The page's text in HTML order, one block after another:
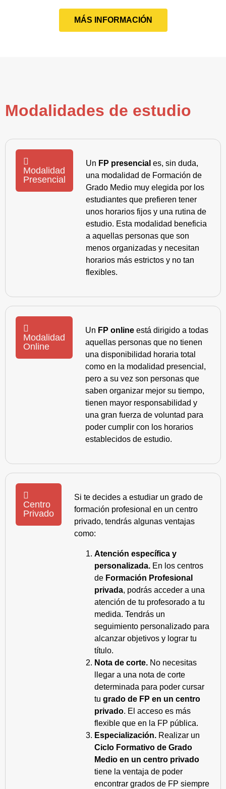
MÁS INFORMACIÓN
Modalidades de estudio
Modalidad
Presencial
Un FP presencial es, sin duda,
una modalidad de Formación de
Grado Medio muy elegida por los
estudiantes que prefieren tener
unos horarios fijos y una rutina de
estudio. Esta modalidad beneficia
a aquellas personas que son
menos organizadas y necesitan
horarios más estrictos y no tan
flexibles.
Modalidad
Online
Un FP online está dirigido a todas
aquellas personas que no tienen
una disponibilidad horaria total
como en la modalidad presencial,
pero a su vez son personas que
saben organizar mejor su tiempo,
tienen mayor responsabilidad y
una gran fuerza de voluntad para
poder cumplir con los horarios
establecidos de estudio.
Centro
Privado
Si te decides a estudiar un grado de
formación profesional en un centro
privado, tendrás algunas ventajas
como:
Atención específica y
personalizada. En los centros
de Formación Profesional
privada, podrás acceder a una
atención de tu profesorado a tu
medida. Tendrás un
seguimiento personalizado para
alcanzar objetivos y lograr tu
título.
Nota de corte. No necesitas
llegar a una nota de corte
determinada para poder cursar
tu grado de FP en un centro
privado. El acceso es más
flexible que en la FP pública.
Especialización. Realizar un
Ciclo Formativo de Grado
Medio en un centro privado
tiene la ventaja de poder
encontrar grados de FP siempre